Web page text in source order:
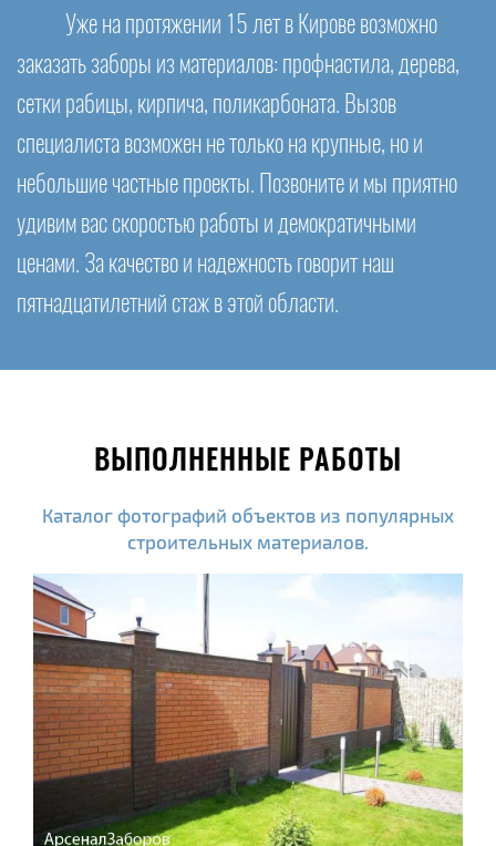
Уже на протяжении 15 лет в Кирове возможно
заказать заборы из материалов: профнастила, дерева,
сетки рабицы, кирпича, поликарбоната. Вызов
специалиста возможен не только на крупные, но и
небольшие частные проекты. Позвоните и мы приятно
удивим вас скоростью работы и демократичными
ценами. За качество и надежность говорит наш
пятнадцатилетний стаж в этой области.
ВЫПОЛНЕННЫЕ РАБОТЫ
Каталог фотографий объектов из популярных
строительных материалов.